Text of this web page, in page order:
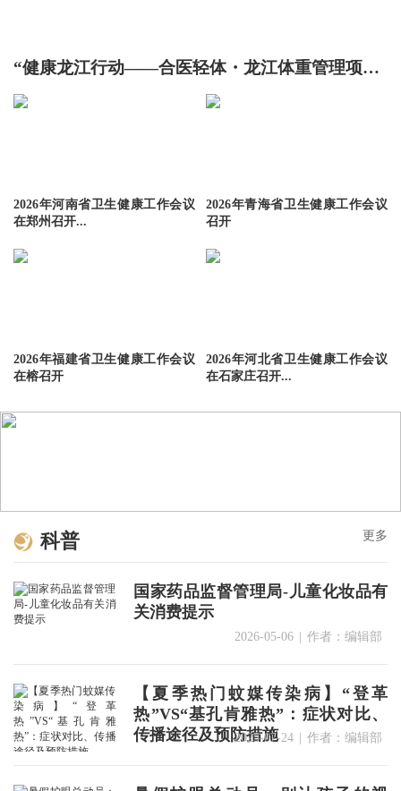
“健康龙江行动——合医轻体・龙江体重管理项目”在哈尔滨正式启动
2026年河南省卫生健康工作会议
在郑州召开...
2026年青海省卫生健康工作会议
召开
2026年福建省卫生健康工作会议
在榕召开
2026年河北省卫生健康工作会议
在石家庄召开...
科普 更多
国家药品监督管理局-儿童化妆品有
关消费提示
2026-05-06 | 作者：编辑部
【夏季热门蚊媒传染病】“登革
热”VS“基孔肯雅热”：症状对比、
传播途径及预防措施
2025-07-24 | 作者：编辑部